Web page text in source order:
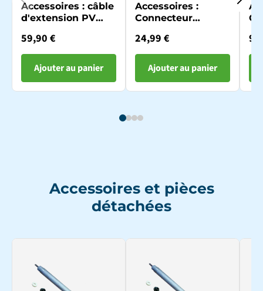
Accessoires : câble
d'extension PV
59,90 €
Ajouter au panier
Accessoires :
Connecteur
modules
24,99 €
Ajouter au panier
Accessoires et pièces
détachées